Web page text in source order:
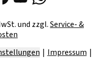
und zzgl.Service- &
Impressum